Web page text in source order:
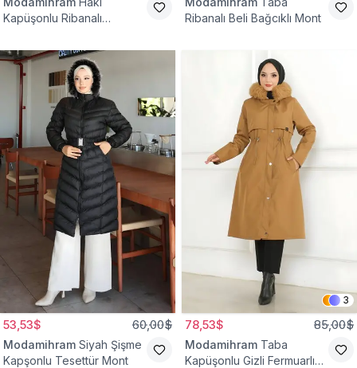
Kapüşonlu Ribanalı
Ribanalı Beli Bağcıklı Mont
53,53$ 60,00$
Modamihram Siyah Şişme
Kapşonlu Tesettür Mont
3
78,53$ 85,00$
Modamihram Taba
Kapüşonlu Gizli Fermuarlı